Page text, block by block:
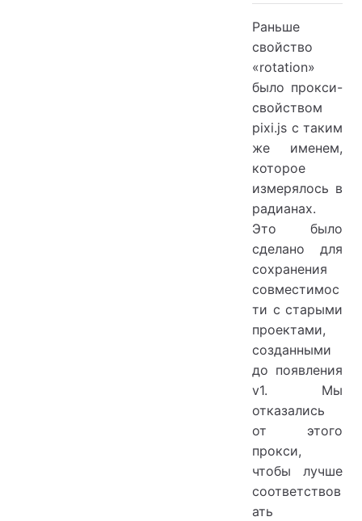
Раньше
свойство
«rotation»
было прокси-
свойством
pixi.js с таким
же именем,
которое
измерялось в
радианах.
Это было
сделано для
сохранения
совместимос
ти с старыми
проектами,
созданными
до появления
v1. Мы
отказались
от этого
прокси,
чтобы лучше
соответствов
ать